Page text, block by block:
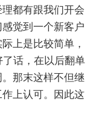
都有跟我们开会
觉到一个新客户
上是比较简单，
话，在以后翻单
那末这样不但继
上认可。因此这